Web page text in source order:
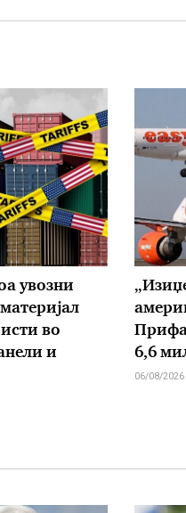
увозни
во
и
6,6
06/08/